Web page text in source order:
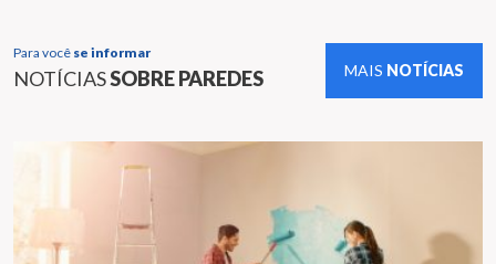
Para você se informar
NOTÍCIASSOBRE PAREDES MAIS NOTÍCIAS